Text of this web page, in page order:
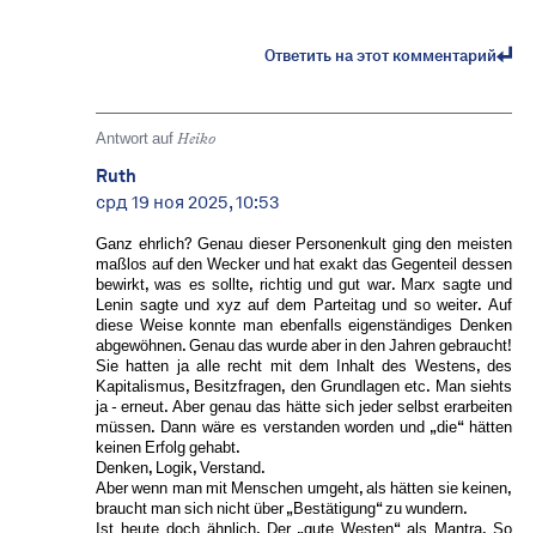
Ответить на этот комментарий
Antwort auf Heiko
Ruth
срд 19 ноя 2025, 10:53
Ganz ehrlich? Genau dieser Personenkult ging den meisten
maßlos auf den Wecker und hat exakt das Gegenteil dessen
bewirkt, was es sollte, richtig und gut war. Marx sagte und
Lenin sagte und xyz auf dem Parteitag und so weiter. Auf
diese Weise konnte man ebenfalls eigenständiges Denken
abgewöhnen. Genau das wurde aber in den Jahren gebraucht!
Sie hatten ja alle recht mit dem Inhalt des Westens, des
Kapitalismus, Besitzfragen, den Grundlagen etc. Man siehts
ja - erneut. Aber genau das hätte sich jeder selbst erarbeiten
müssen. Dann wäre es verstanden worden und „die“ hätten
keinen Erfolg gehabt.
Denken, Logik, Verstand.
Aber wenn man mit Menschen umgeht, als hätten sie keinen,
braucht man sich nicht über „Bestätigung“ zu wundern.
Ist heute doch ähnlich. Der „gute Westen“ als Mantra. So